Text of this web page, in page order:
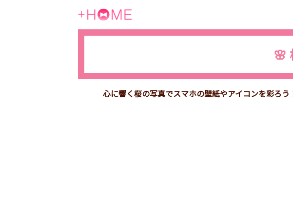
🌸
心に響く桜の写真でスマホの壁紙やアイコンを彩ろ